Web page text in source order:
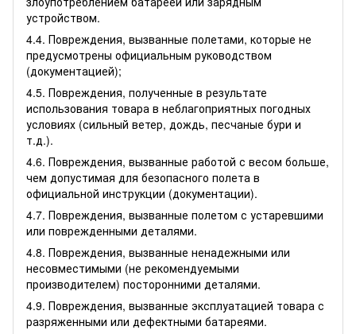
устройством.
4.4. Повреждения, вызванные полетами, которые не
предусмотрены официальным руководством
(документацией);
4.5. Повреждения, полученные в результате
использования товара в неблагоприятных погодных
условиях (сильный ветер, дождь, песчаные бури и
т.д.).
4.6. Повреждения, вызванные работой с весом больше,
чем допустимая для безопасного полета в
официальной инструкции (документации).
4.7. Повреждения, вызванные полетом с устаревшими
или поврежденными деталями.
4.8. Повреждения, вызванные ненадежными или
несовместимыми (не рекомендуемыми
производителем) посторонними деталями.
4.9. Повреждения, вызванные эксплуатацией товара с
разряженными или дефектными батареями.